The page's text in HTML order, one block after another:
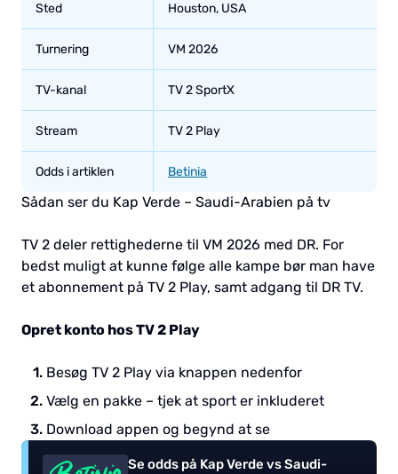
Sted Houston, USA
Turnering VM 2026
TV-kanal TV 2 SportX
Stream TV 2 Play
Odds i artiklen Betinia
Sådan ser du Kap Verde – Saudi-Arabien på tv
TV 2 deler rettighederne til VM 2026 med DR. For
bedst muligt at kunne følge alle kampe bør man have
et abonnement på TV 2 Play, samt adgang til DR TV.
Opret konto hos TV 2 Play
Besøg TV 2 Play via knappen nedenfor
Vælg en pakke – tjek at sport er inkluderet
Download appen og begynd at se
Se odds på Kap Verde vs Saudi-